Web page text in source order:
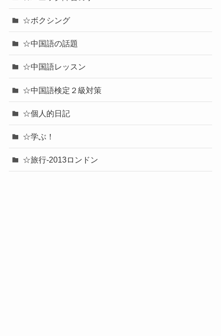
☆ボクシング
☆中国語の話題
☆中国語レッスン
☆中国語検定２級対策
☆個人的日記
☆学ぶ！
☆旅行-2013ロンドン